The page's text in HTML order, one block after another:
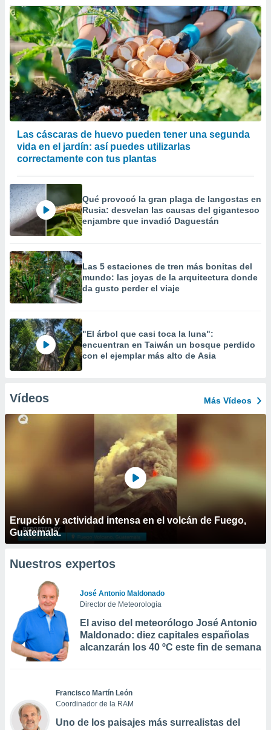
Las cáscaras de huevo pueden tener una segunda
vida en el jardín: así puedes utilizarlas
correctamente con tus plantas
Qué provocó la gran plaga de langostas en
Rusia: desvelan las causas del gigantesco
enjambre que invadió Daguestán
Las 5 estaciones de tren más bonitas del
mundo: las joyas de la arquitectura donde
da gusto perder el viaje
"El árbol que casi toca la luna":
encuentran en Taiwán un bosque perdido
con el ejemplar más alto de Asia
Vídeos Más Vídeos
Erupción y actividad intensa en el volcán de Fuego,
Guatemala.
Nuestros expertos
José Antonio Maldonado
Director de Meteorología
El aviso del meteorólogo José Antonio
Maldonado: diez capitales españolas
alcanzarán los 40 ºC este fin de semana
Francisco Martín León
Coordinador de la RAM
Uno de los paisajes más surrealistas del